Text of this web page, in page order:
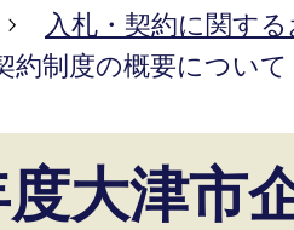
入札・契約に関す
約制度の概要につい
大津市